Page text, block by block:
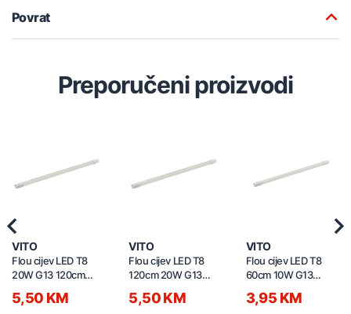
Povrat
Preporučeni proizvodi
VITO
Flou cijev LED T8
20W G13 120cm
5,50 KM
VITO
Flou cijev LED T8
120cm 20W G13
5,50 KM
VITO
Flou cijev LED T8
60cm 10W G13
3,95 KM
Previous